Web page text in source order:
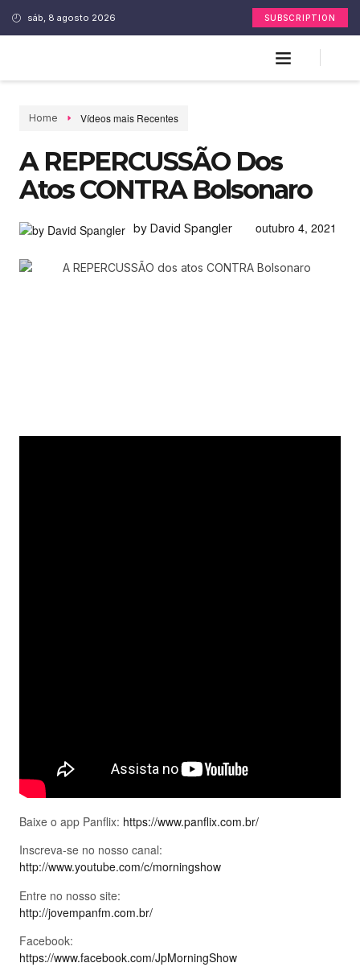
sáb, 8 agosto 2026 SUBSCRIPTION
Home Vídeos mais Recentes
A REPERCUSSÃO Dos
Atos CONTRA Bolsonaro
by David Spangler outubro 4, 2021
Baixe o app Panflix: https://www.panflix.com.br/
Inscreva-se no nosso canal:
http://www.youtube.com/c/morningshow
Entre no nosso site:
http://jovempanfm.com.br/
Facebook:
https://www.facebook.com/JpMorningShow